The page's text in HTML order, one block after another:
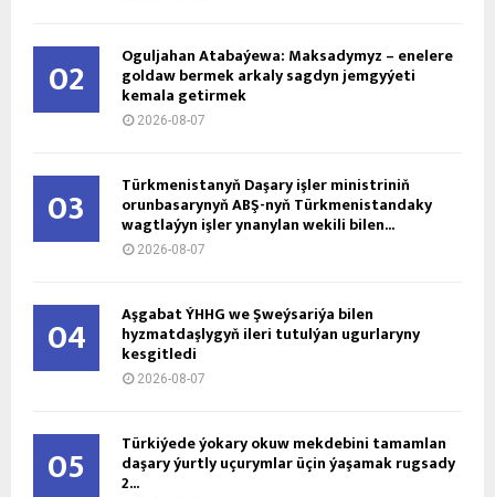
02 Oguljahan Atabaýewa: Maksadymyz – enelere
goldaw bermek arkaly sagdyn jemgyýeti
kemala getirmek
2026-08-07
03 Türkmenistanyň Daşary işler ministriniň
orunbasarynyň ABŞ-nyň Türkmenistandaky
wagtlaýyn işler ynanylan wekili bilen...
2026-08-07
04 Aşgabat ÝHHG we Şweýsariýa bilen
hyzmatdaşlygyň ileri tutulýan ugurlaryny
kesgitledi
2026-08-07
05 Türkiýede ýokary okuw mekdebini tamamlan
daşary ýurtly uçurymlar üçin ýaşamak rugsady
2...